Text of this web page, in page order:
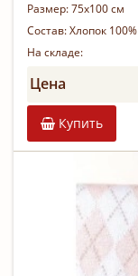
Размер:75х100 см
Состав:Хлопок 100%
На складе:
Цена
Купить